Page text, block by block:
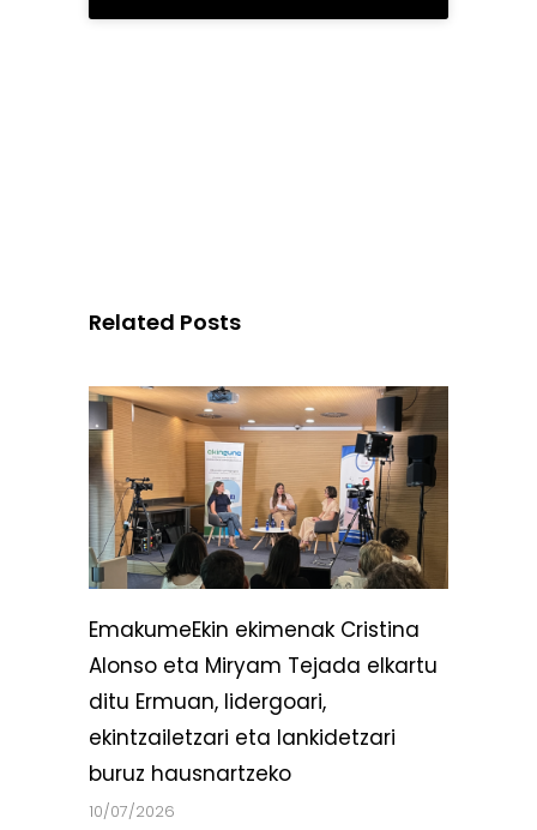
Related Posts
EmakumeEkin ekimenak Cristina
Alonso eta Miryam Tejada elkartu
ditu Ermuan, lidergoari,
ekintzailetzari eta lankidetzari
buruz hausnartzeko
10/07/2026